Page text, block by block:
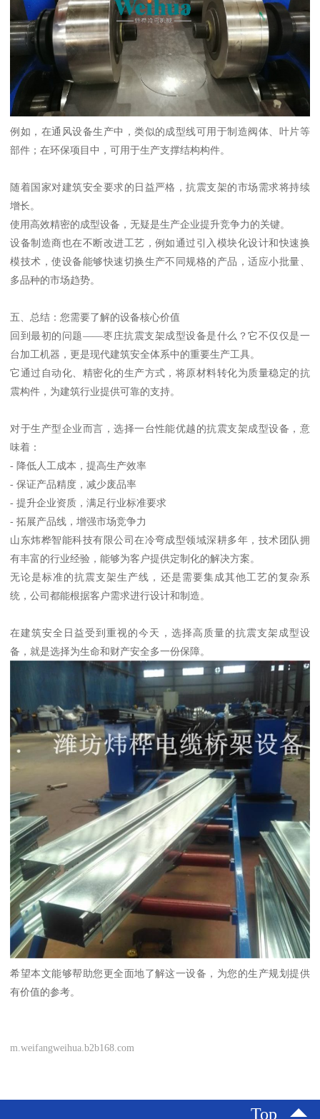
例如，在通风设备生产中，类似的成型线可用于制造阀体、叶片等
部件；在环保项目中，可用于生产支撑结构构件。
随着国家对建筑安全要求的日益严格，抗震支架的市场需求将持续
增长。
使用高效精密的成型设备，无疑是生产企业提升竞争力的关键。
设备制造商也在不断改进工艺，例如通过引入模块化设计和快速换
模技术，使设备能够快速切换生产不同规格的产品，适应小批量、
多品种的市场趋势。
五、总结：您需要了解的设备核心价值
回到最初的问题——枣庄抗震支架成型设备是什么？它不仅仅是一
台加工机器，更是现代建筑安全体系中的重要生产工具。
它通过自动化、精密化的生产方式，将原材料转化为质量稳定的抗
震构件，为建筑行业提供可靠的支持。
对于生产型企业而言，选择一台性能优越的抗震支架成型设备，意
味着：
- 降低人工成本，提高生产效率
- 保证产品精度，减少废品率
- 提升企业资质，满足行业标准要求
- 拓展产品线，增强市场竞争力
山东炜桦智能科技有限公司在冷弯成型领域深耕多年，技术团队拥
有丰富的行业经验，能够为客户提供定制化的解决方案。
无论是标准的抗震支架生产线，还是需要集成其他工艺的复杂系
统，公司都能根据客户需求进行设计和制造。
在建筑安全日益受到重视的今天，选择高质量的抗震支架成型设
备，就是选择为生命和财产安全多一份保障。
希望本文能够帮助您更全面地了解这一设备，为您的生产规划提供
有价值的参考。
m.weifangweihua.b2b168.com
Top